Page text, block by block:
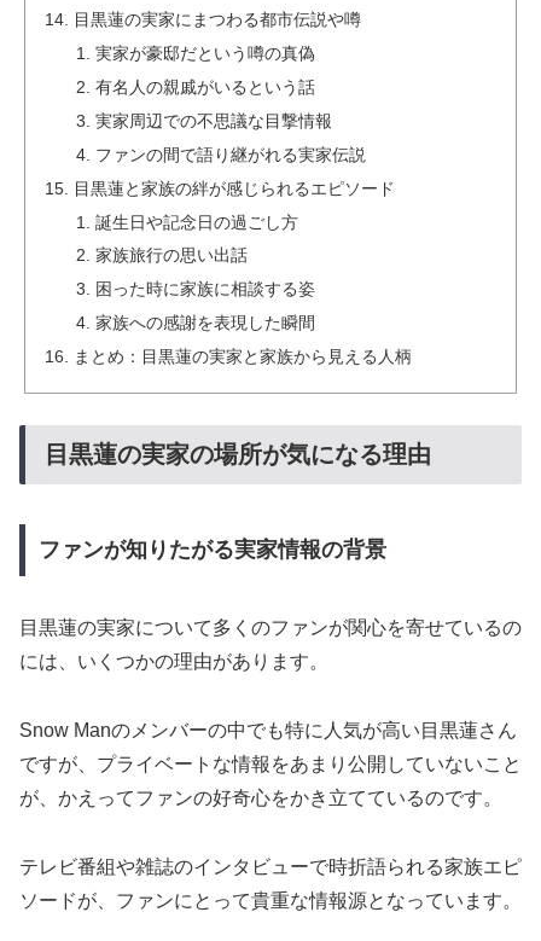
目黒蓮の実家にまつわる都市伝説や噂
実家が豪邸だという噂の真偽
有名人の親戚がいるという話
実家周辺での不思議な目撃情報
ファンの間で語り継がれる実家伝説
目黒蓮と家族の絆が感じられるエピソード
誕生日や記念日の過ごし方
家族旅行の思い出話
困った時に家族に相談する姿
家族への感謝を表現した瞬間
まとめ：目黒蓮の実家と家族から見える人柄
目黒蓮の実家の場所が気になる理由
ファンが知りたがる実家情報の背景
目黒蓮の実家について多くのファンが関心を寄せているの
には、いくつかの理由があります。
Snow Manのメンバーの中でも特に人気が高い目黒蓮さん
ですが、プライベートな情報をあまり公開していないこと
が、かえってファンの好奇心をかき立てているのです。
テレビ番組や雑誌のインタビューで時折語られる家族エピ
ソードが、ファンにとって貴重な情報源となっています。